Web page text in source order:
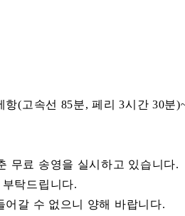
(고속선 85분, 페리 3시간 30분
무료 송영을 실시하고 있습니다.
탁드립니다.
어갈 수 없으니 양해 바랍니다.